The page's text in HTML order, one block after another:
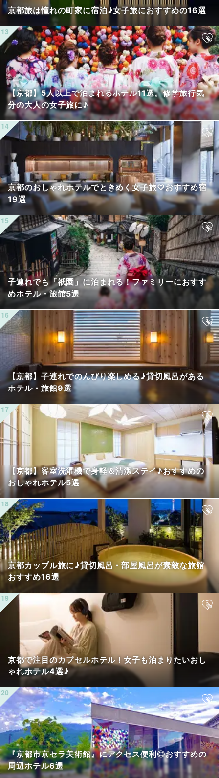
京都旅は憧れの町家に宿泊♪女子旅におすすめの16選
【京都】5人以上で泊まれるホテル11選。修学旅行気
分の大人の女子旅に♪
京都のおしゃれホテルでときめく女子旅♡おすすめ宿
19選
子連れでも「祇園」に泊まれる！ファミリーにおすす
めホテル・旅館5選
【京都】子連れでのんびり楽しめる♪貸切風呂がある
ホテル・旅館9選
【京都】客室洗濯機で身軽＆清潔ステイ♪おすすめの
おしゃれホテル5選
京都カップル旅に♪貸切風呂・部屋風呂が素敵な旅館
おすすめ16選
京都で注目のカプセルホテル！女子も泊まりたいおし
ゃれホテル4選♪
『京都市京セラ美術館』にアクセス便利◎おすすめの
周辺ホテル6選